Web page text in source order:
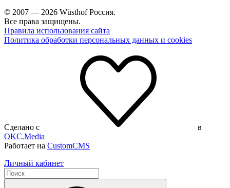
© 2007 — 2026 Wüsthof Россия.
Все права защищены.
Правила использования сайта
Политика обработки персональных данных и cookies
Сделано с
в
OKC.Media
Работает на CustomCMS
Личный кабинет